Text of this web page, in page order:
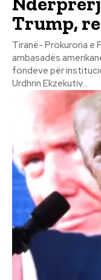
Trump,
Tiranë- Prokuroria e
ambasadës
fondeve për institucionet
Urdhrin Ekzekutiv...